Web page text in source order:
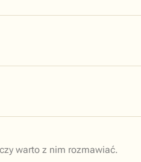
warto z nim rozmawiać.